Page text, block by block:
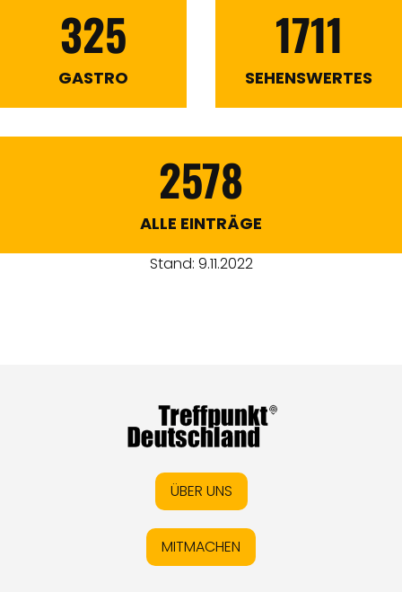
325
GASTRO
1711
SEHENSWERTES
2578
ALLE EINTRÄGE
Stand: 9.11.2022
ÜBER UNS
MITMACHEN